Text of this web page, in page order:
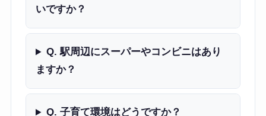
いですか？
Q. 駅周辺にスーパーやコンビニはあり
ますか？
Q. 子育て環境はどうですか？